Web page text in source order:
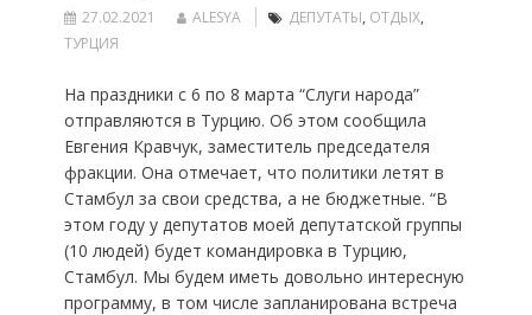
27.02.2021 ALESYA ДЕПУТАТЫ, ОТДЫХ,
ТУРЦИЯ
На праздники с 6 по 8 марта “Слуги народа”
отправляются в Турцию. Об этом сообщила
Евгения Кравчук, заместитель председателя
фракции. Она отмечает, что политики летят в
Стамбул за свои средства, а не бюджетные. “В
этом году у депутатов моей депутатской группы
(10 людей) будет командировка в Турцию,
Стамбул. Мы будем иметь довольно интересную
программу, в том числе запланирована встреча